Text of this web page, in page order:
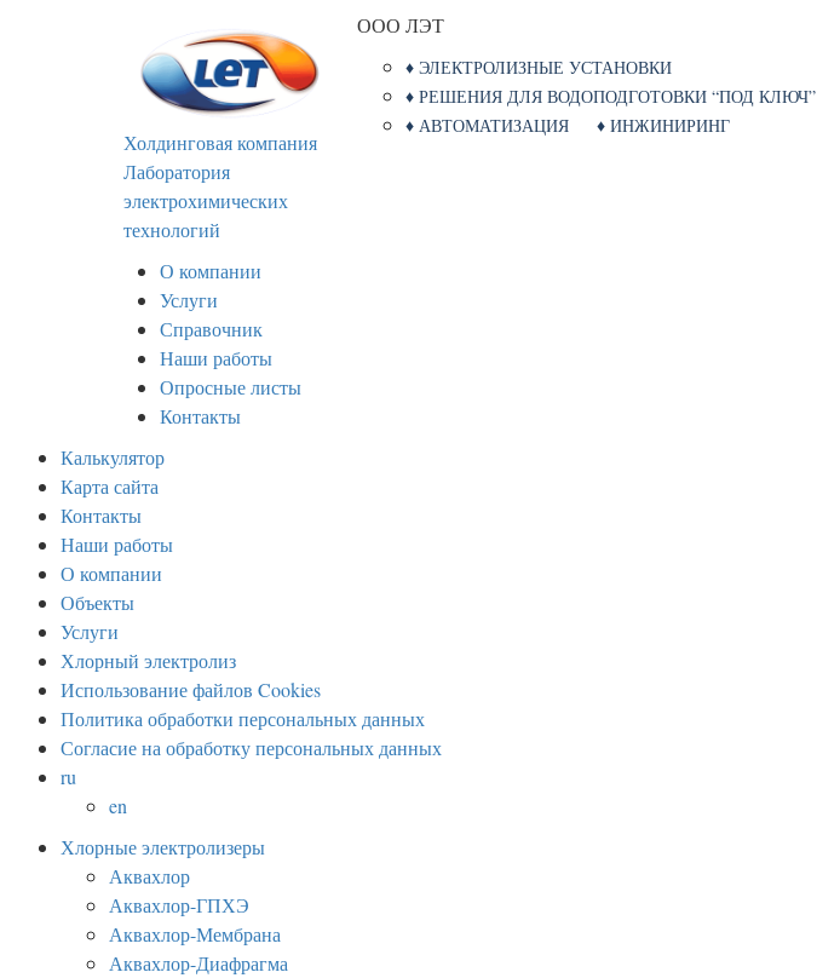
Холдинговая компания
Лаборатория
электрохимических
технологий
ООО ЛЭТ
♦ ЭЛЕКТРОЛИЗНЫЕ УСТАНОВКИ
♦ РЕШЕНИЯ ДЛЯ ВОДОПОДГОТОВКИ “ПОД КЛЮЧ”
♦ АВТОМАТИЗАЦИЯ ♦ИНЖИНИРИНГ
О компании
Услуги
Справочник
Наши работы
Опросные листы
Контакты
Калькулятор
Карта сайта
Контакты
Наши работы
О компании
Объекты
Услуги
Хлорный электролиз
Использование файлов Cookies
Политика обработки персональных данных
Согласие на обработку персональных данных
ru
en
Хлорные электролизеры
Аквахлор
Аквахлор-ГПХЭ
Аквахлор-Мембрана
Аквахлор-Диафрагма